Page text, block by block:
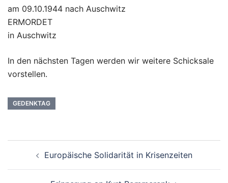
am 09.10.1944 nach Auschwitz
ERMORDET
in Auschwitz
In den nächsten Tagen werden wir weitere Schicksale
vorstellen.
GEDENKTAG
Europäische Solidarität in Krisenzeiten